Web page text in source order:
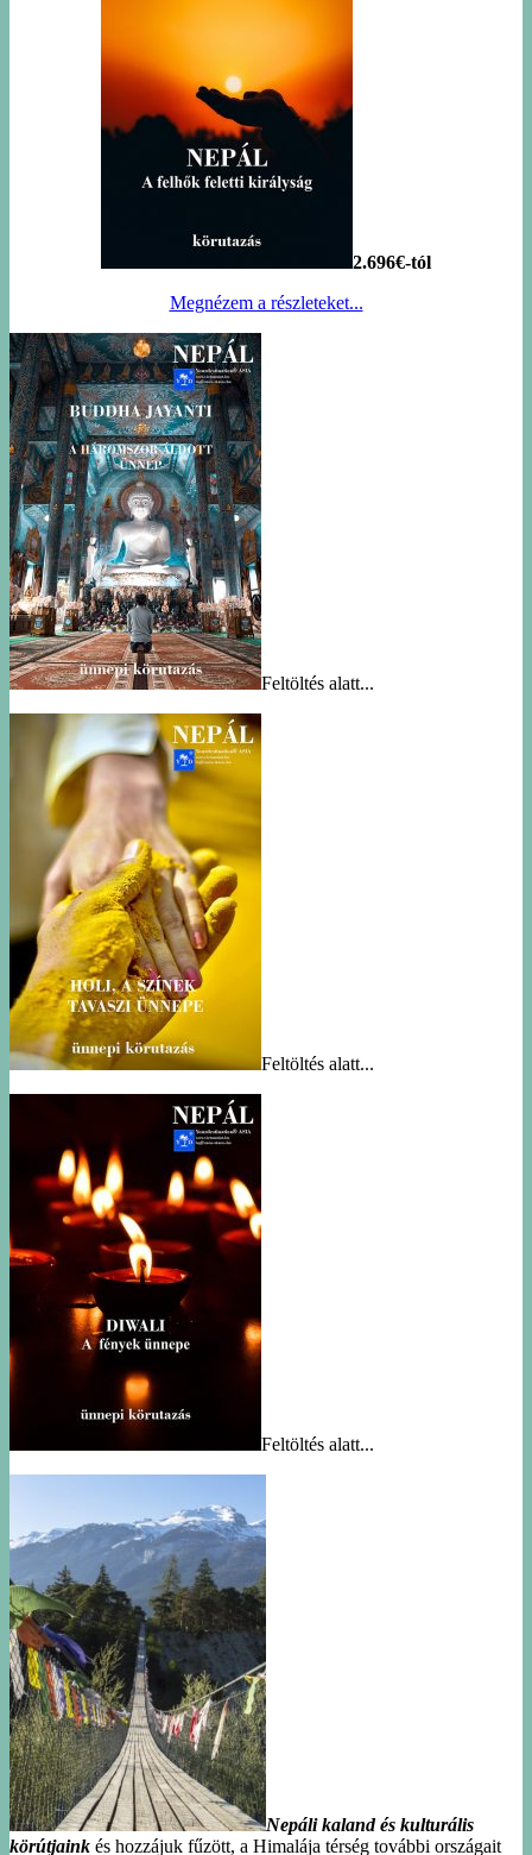
2.696€-tól
Megnézem a részleteket...
Feltöltés alatt...
Feltöltés alatt...
Feltöltés alatt...
Nepáli kaland és kulturális
körútjaink és hozzájuk fűzött, a Himalája térség további országait